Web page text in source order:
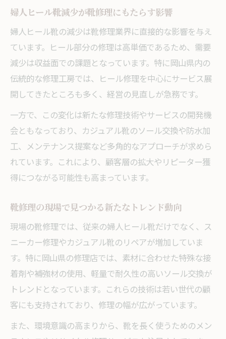
靴修理の未経験者が安心して開業するコツ
安い価格だけに頼らない靴修理店の強みと
は
婦人ヒール靴減少が靴修理にもたらす影響
婦人ヒール靴の減少は靴修理業界に直接的な影響を与え
ています。ヒール部分の修理は高単価であるため、需要
減少は収益面での課題となっています。特に岡山県内の
伝統的な修理工房では、ヒール修理を中心にサービス展
開してきたところも多く、経営の見直しが急務です。
一方で、この変化は新たな修理技術やサービスの開発機
会ともなっており、カジュアル靴のソール交換や防水加
工、メンテナンス提案など多角的なアプローチが求めら
れています。これにより、顧客層の拡大やリピーター獲
得につながる可能性も高まっています。
靴修理の現場で見つかる新たなトレンド動向
現場の靴修理では、従来の婦人ヒール靴だけでなく、ス
ニーカー修理やカジュアル靴のリペアが増加していま
す。特に岡山県の修理店では、素材に合わせた特殊な接
着剤や補強材の使用、軽量で耐久性の高いソール交換が
トレンドとなっています。これらの技術は若い世代の顧
客にも支持されており、修理の幅が広がっています。
また、環境意識の高まりから、靴を長く使うためのメン